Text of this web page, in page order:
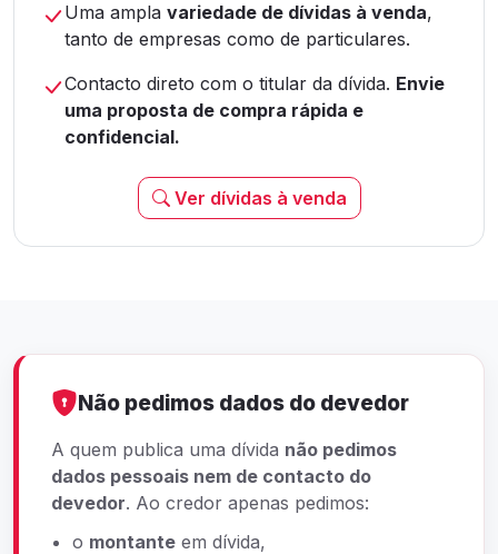
Uma ampla variedade de dívidas à venda,
tanto de empresas como de particulares.
Contacto direto com o titular da dívida. Envie
uma proposta de compra rápida e
confidencial.
Ver dívidas à venda
Não pedimos dados do devedor
A quem publica uma dívida não pedimos
dados pessoais nem de contacto do
devedor. Ao credor apenas pedimos:
o montanteem dívida,